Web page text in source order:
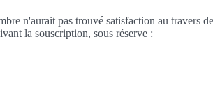
n'aurait pas trouvé satisfaction au travers
la souscription, sous réserve :